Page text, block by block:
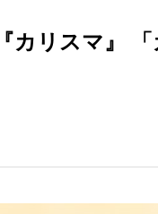
カリスマ』